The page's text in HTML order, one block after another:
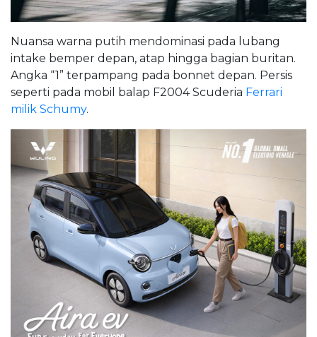
Nuansa warna putih mendominasi pada lubang
intake bemper depan, atap hingga bagian buritan.
Angka “1” terpampang pada bonnet depan. Persis
seperti pada mobil balap F2004 Scuderia Ferrari
milik Schumy.